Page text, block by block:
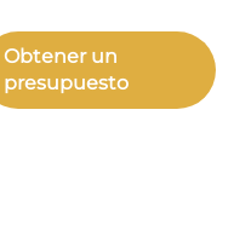
Obtener un
presupuesto